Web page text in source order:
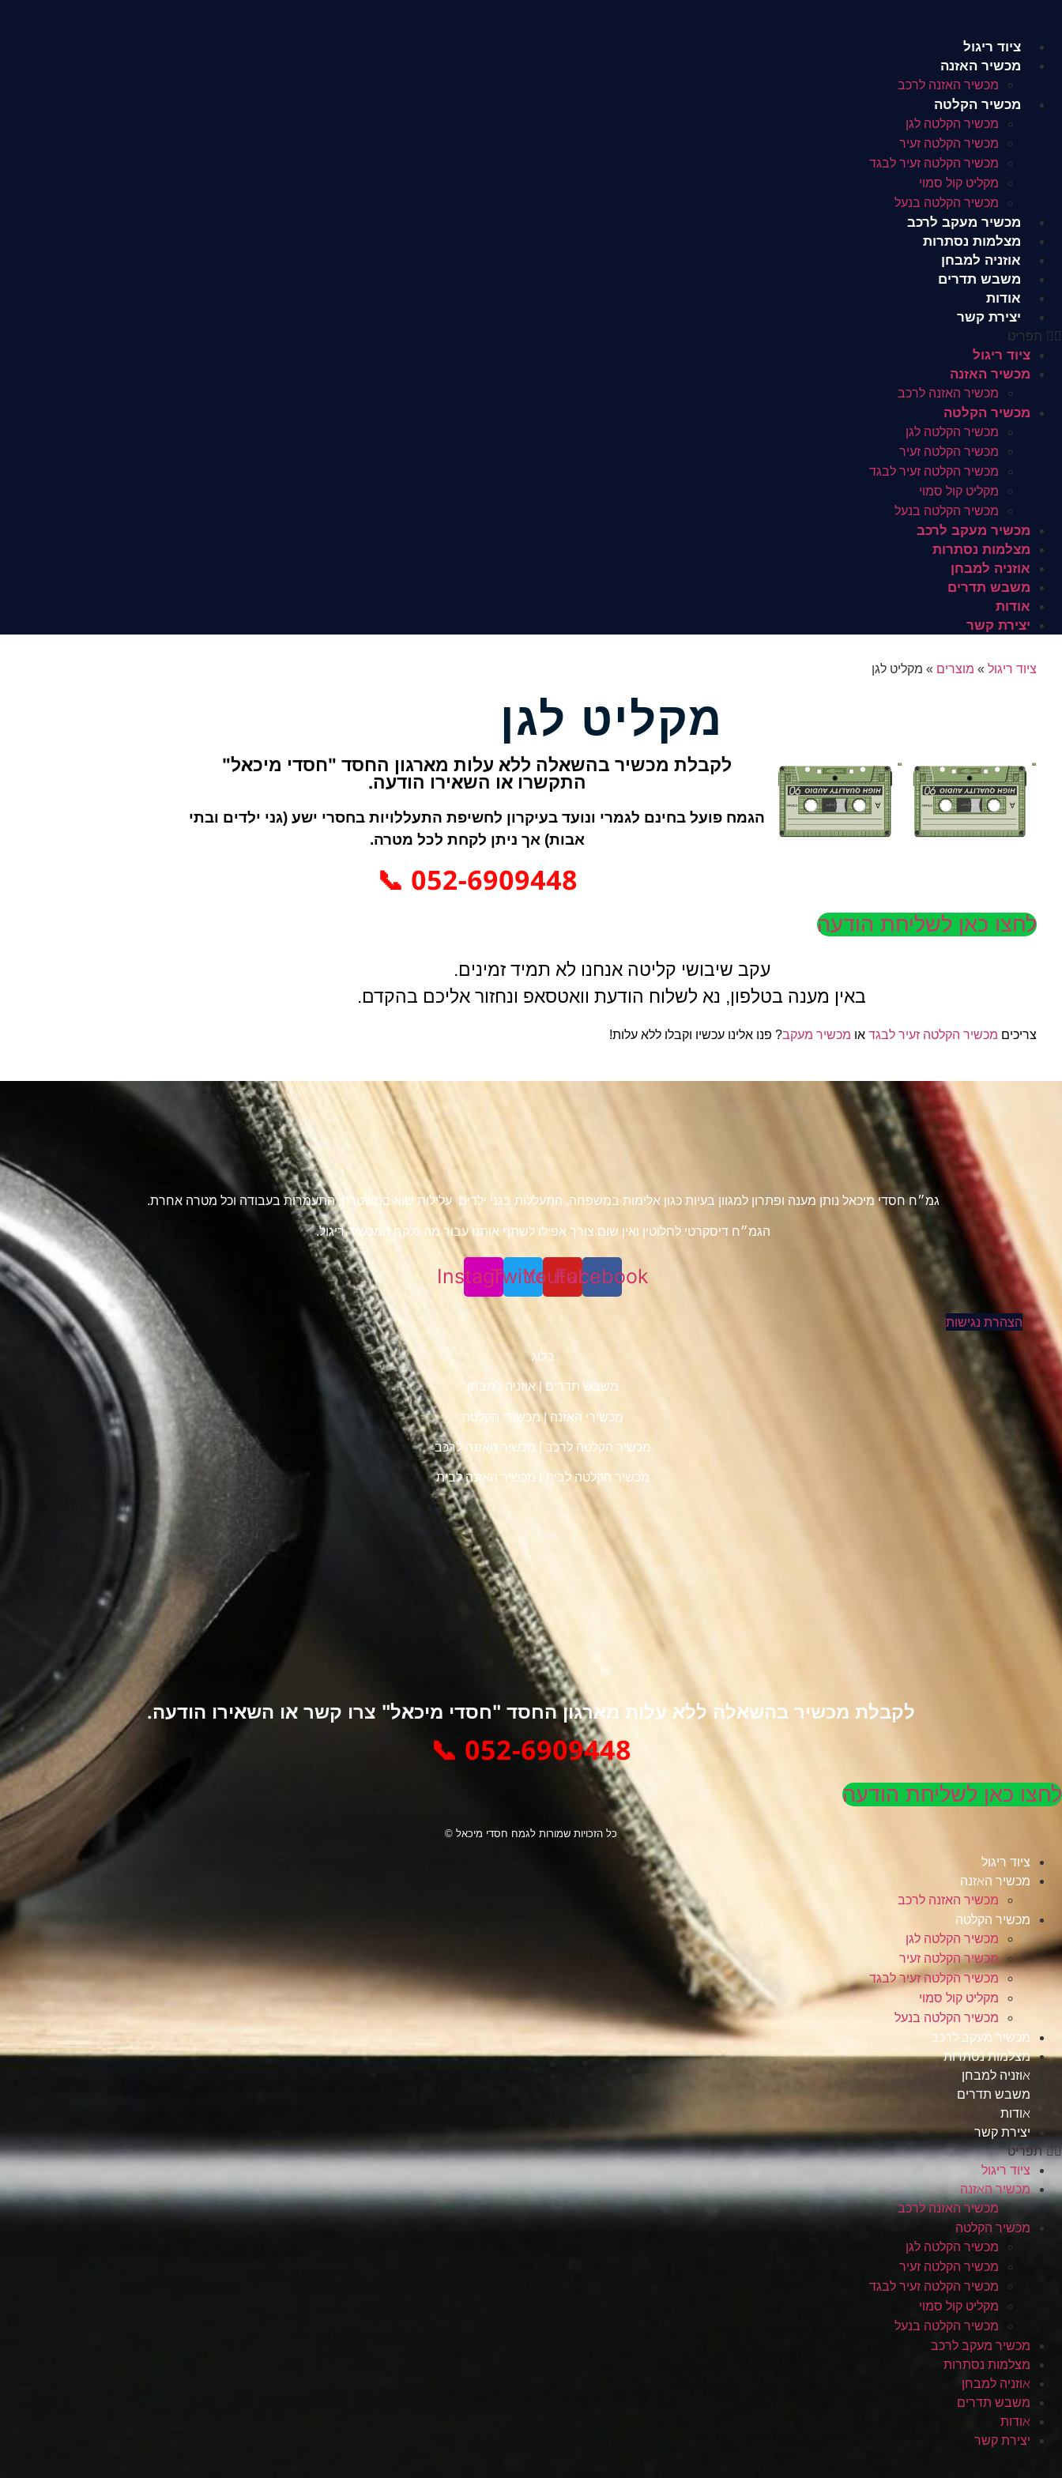
ציוד ריגול
מכשיר האזנה
מכשיר האזנה לרכב
מכשיר הקלטה
מכשיר הקלטה לגן
מכשיר הקלטה זעיר
מכשיר הקלטה זעיר לבגד
מקליט קול סמוי
מכשיר הקלטה בנעל
מכשיר מעקב לרכב
מצלמות נסתרות
אוזניה למבחן
משבש תדרים
אודות
יצירת קשר
תפריט
ציוד ריגול
מכשיר האזנה
מכשיר האזנה לרכב
מכשיר הקלטה
מכשיר הקלטה לגן
מכשיר הקלטה זעיר
מכשיר הקלטה זעיר לבגד
מקליט קול סמוי
מכשיר הקלטה בנעל
מכשיר מעקב לרכב
מצלמות נסתרות
אוזניה למבחן
משבש תדרים
אודות
יצירת קשר
ציוד ריגול » מוצרים » מקליט לגן
מקליט לגן
לקבלת מכשיר בהשאלה ללא עלות מארגון החסד "חסדי מיכאל"
התקשרו או השאירו הודעה.
הגמח פועל בחינם לגמרי ונועד בעיקרון לחשיפת התעללויות בחסרי ישע (גני ילדים ובתי
אבות) אך ניתן לקחת לכל מטרה.
052-6909448 📞
לחצו כאן לשליחת הודעה
עקב שיבושי קליטה אנחנו לא תמיד זמינים.
באין מענה בטלפון, נא לשלוח הודעת וואטסאפ ונחזור אליכם בהקדם.
צריכים מכשיר הקלטה זעיר לבגד או מכשיר מעקב? פנו אלינו עכשיו וקבלו ללא עלות!
גמ״ח חסדי מיכאל נותן מענה ופתרון למגוון בעיות כגון אלימות במשפחה, התעללות בגני ילדים עלילות שוא במשטרה, התעמרות בעבודה וכל מטרה אחרת.
הגמ״ח דיסקרטי לחלוטין ואין שום צורך אפילו לשתף אותנו עבור מה נלקח המכשיר ריגול.
Facebook
Youtube
Twitter
Instagram
הצהרת נגישות
בלוג
משבש תדרים אוזניה למבחן
מכשירי האזנה|מכשירי הקלטה
מכשיר הקלטה לרכב מכשיר האזנה לרכב
מכשיר הקלטה לבית מכשיר האזנה לבית
לקבלת מכשיר בהשאלה ללא עלות מארגון החסד "חסדי מיכאל" צרו קשר או השאירו הודעה.
052-6909448 📞
לחצו כאן לשליחת הודעה
כל הזכויות שמורות לגמח חסדי מיכאל ©
ציוד ריגול
מכשיר האזנה
מכשיר האזנה לרכב
מכשיר הקלטה
מכשיר הקלטה לגן
מכשיר הקלטה זעיר
מכשיר הקלטה זעיר לבגד
מקליט קול סמוי
מכשיר הקלטה בנעל
מכשיר מעקב לרכב
מצלמות נסתרות
אוזניה למבחן
משבש תדרים
אודות
יצירת קשר
תפריט
ציוד ריגול
מכשיר האזנה
מכשיר האזנה לרכב
מכשיר הקלטה
מכשיר הקלטה לגן
מכשיר הקלטה זעיר
מכשיר הקלטה זעיר לבגד
מקליט קול סמוי
מכשיר הקלטה בנעל
מכשיר מעקב לרכב
מצלמות נסתרות
אוזניה למבחן
משבש תדרים
אודות
יצירת קשר